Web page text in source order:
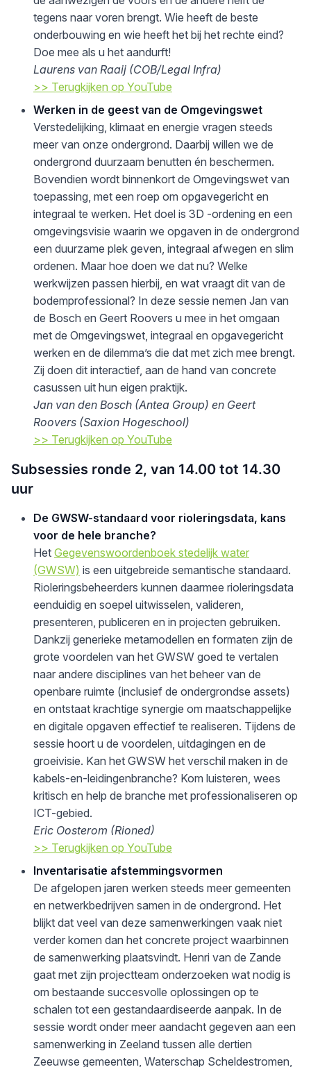
tegens naar voren brengt. Wie heeft de beste
onderbouwing en wie heeft het bij het rechte eind?
Doe mee als u het aandurft!
Laurens van Raaij (COB/Legal Infra)
>> Terugkijken op YouTube
Werken in de geest van de Omgevingswet
Verstedelijking, klimaat en energie vragen steeds
meer van onze ondergrond. Daarbij willen we de
ondergrond duurzaam benutten én beschermen.
Bovendien wordt binnenkort de Omgevingswet van
toepassing, met een roep om opgavegericht en
integraal te werken. Het doel is 3D -ordening en een
omgevingsvisie waarin we opgaven in de ondergrond
een duurzame plek geven, integraal afwegen en slim
ordenen. Maar hoe doen we dat nu? Welke
werkwijzen passen hierbij, en wat vraagt dit van de
bodemprofessional? In deze sessie nemen Jan van
de Bosch en Geert Roovers u mee in het omgaan
met de Omgevingswet, integraal en opgavegericht
werken en de dilemma’s die dat met zich mee brengt.
Zij doen dit interactief, aan de hand van concrete
casussen uit hun eigen praktijk.
Jan van den Bosch (Antea Group) en Geert
Roovers (Saxion Hogeschool)
>> Terugkijken op YouTube
Subsessies ronde 2, van 14.00 tot 14.30
uur
De GWSW-standaard voor rioleringsdata, kans
voor de hele branche?
Het Gegevenswoordenboek stedelijk water
(GWSW) is een uitgebreide semantische standaard.
Rioleringsbeheerders kunnen daarmee rioleringsdata
eenduidig en soepel uitwisselen, valideren,
presenteren, publiceren en in projecten gebruiken.
Dankzij generieke metamodellen en formaten zijn de
grote voordelen van het GWSW goed te vertalen
naar andere disciplines van het beheer van de
openbare ruimte (inclusief de ondergrondse assets)
en ontstaat krachtige synergie om maatschappelijke
en digitale opgaven effectief te realiseren. Tijdens de
sessie hoort u de voordelen, uitdagingen en de
groeivisie. Kan het GWSW het verschil maken in de
kabels-en-leidingenbranche? Kom luisteren, wees
kritisch en help de branche met professionaliseren op
ICT-gebied.
Eric Oosterom (Rioned)
>> Terugkijken op YouTube
Inventarisatie afstemmingsvormen
De afgelopen jaren werken steeds meer gemeenten
en netwerkbedrijven samen in de ondergrond. Het
blijkt dat veel van deze samenwerkingen vaak niet
verder komen dan het concrete project waarbinnen
de samenwerking plaatsvindt. Henri van de Zande
gaat met zijn projectteam onderzoeken wat nodig is
om bestaande succesvolle oplossingen op te
schalen tot een gestandaardiseerde aanpak. In de
sessie wordt onder meer aandacht gegeven aan een
samenwerking in Zeeland tussen alle dertien
Zeeuwse gemeenten, Waterschap Scheldestromen,